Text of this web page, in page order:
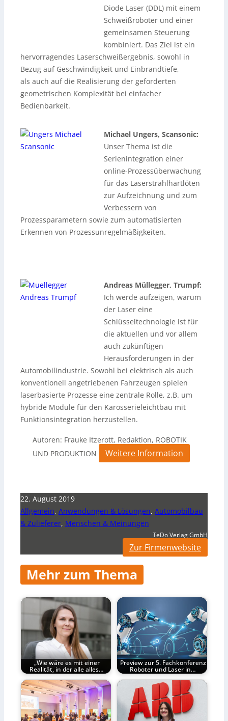
Diode Laser (DDL) mit einem
Schweißroboter und einer
gemeinsamen Steuerung
kombiniert. Das Ziel ist ein
hervorragendes Laserschweißergebnis, sowohl in
Bezug auf Geschwindigkeit und Einbrandtiefe,
als auch auf die Realisierung der geforderten
geometrischen Komplexität bei einfacher
Bedienbarkeit.
Michael Ungers, Scansonic:
Unser Thema ist die
Serienintegration einer
online-Prozessüberwachung
für das Laserstrahlhartlöten
zur Aufzeichnung und zum
Verbessern von
Prozessparametern sowie zum automatisierten
Erkennen von Prozessunregelmäßigkeiten.
Andreas Müllegger, Trumpf:
Ich werde aufzeigen, warum
der Laser eine
Schlüsseltechnologie ist für
die aktuellen und vor allem
auch zukünftigen
Herausforderungen in der
Automobilindustrie. Sowohl bei elektrisch als auch
konventionell angetriebenen Fahrzeugen spielen
laserbasierte Prozesse eine zentrale Rolle, z.B. um
hybride Module für den Karosserieleichtbau mit
Funktionsintegration herzustellen.
Autoren: Frauke Itzerott, Redaktion, ROBOTIK
UND PRODUKTION
Weitere Information
22. August 2019
Allgemein, Anwendungen & Lösungen, Automobilbau
& Zulieferer, Menschen & Meinungen
TeDo Verlag GmbH
Zur Firmenwebsite
Mehr zum Thema
„Wie wäre es mit einer
Realität, in der alle alles…
Preview zur 5. Fachkonferenz
Roboter und Laser in…